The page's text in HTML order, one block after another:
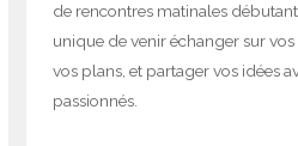
de rencontres matinales
unique de venir échanger sur
vos plans, et partager vos idées
passionnés.